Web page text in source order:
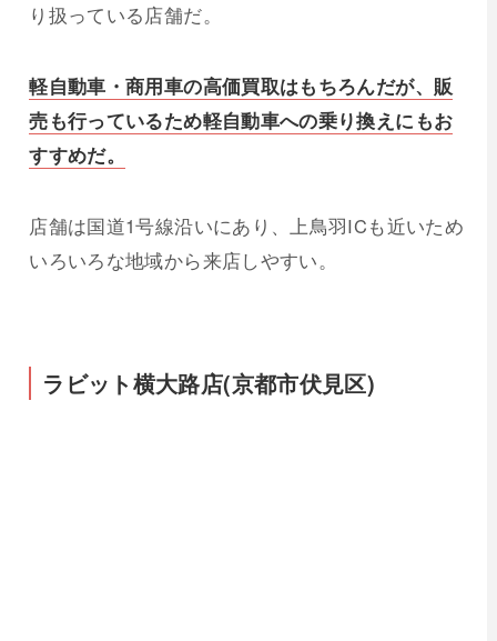
り扱っている店舗だ。
軽自動車・商用車の高価買取はもちろんだが、販
売も行っているため軽自動車への乗り換えにもお
すすめだ。
店舗は国道1号線沿いにあり、上鳥羽ICも近いため
いろいろな地域から来店しやすい。
ラビット横大路店(京都市伏見区)